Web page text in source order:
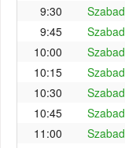
9:30
Szabad
9:45
Szabad
10:00
Szabad
10:15
Szabad
10:30
Szabad
10:45
Szabad
11:00
Szabad